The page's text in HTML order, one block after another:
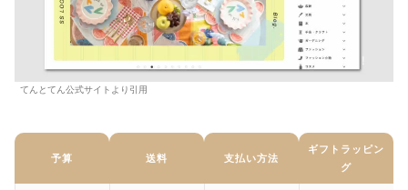
てんとてん公式サイトより引用
予算 送料 支払い方法
ギフトラッピン
グ